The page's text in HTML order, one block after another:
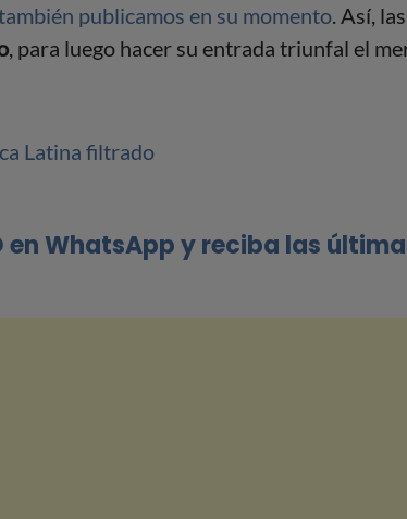
publicamos en su momento. Así, las
, para luego hacer su entrada triunfal el
en WhatsApp y reciba las